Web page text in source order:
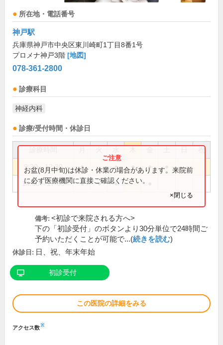
所在地・電話番号
神戸駅
兵庫県神戸市中央区東川崎町1丁目8番1号
プロメナ神戸3階 [地図]
078-361-2800
診療科目
神経内科
診療/受付時間・休診日
祝
9:30～12:30 ● ● ● ●
14:00～17:00 ● ● ●
お盆(8月中旬)は休診・休業の場合があります。来院前
に必ず医療機関に直接ご確認ください。
×閉じる
備考: <初診で来院される方へ>
下の「初診受付」のボタンより30分単位で24時間ご
予約いただくことが可能で...(続きを読む)
休診日: 日、祝、年末年始
初診受付
この医院の詳細をみる
アクセス数※